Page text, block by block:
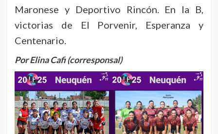
Maronese y Deportivo Rincón. En la B,
victorias de El Porvenir, Esperanza y
Centenario.
Por Elina Cafi (corresponsal)